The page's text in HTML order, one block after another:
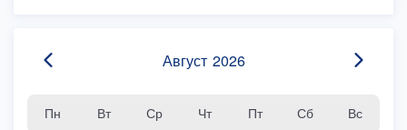
Август 2026
Пн Вт Ср Чт Пт Сб
Вс